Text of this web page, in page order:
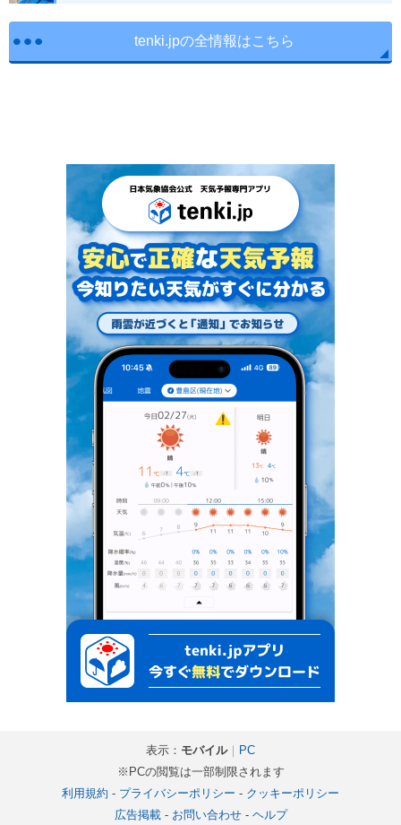
tenki.jpの全情報はこちら
表示： モバイル｜ PC
※PCの閲覧は一部制限されます
利用規約 - プライバシーポリシー - クッキーポリシー
広告掲載- お問い合わせ- ヘルプ